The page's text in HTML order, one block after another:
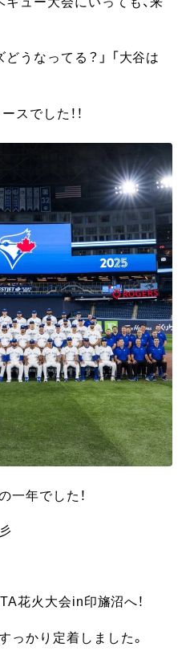
うなってる？」 「大谷は
スでした！！
一年でした！
花火大会in印旛沼へ！
っかり定着しました。